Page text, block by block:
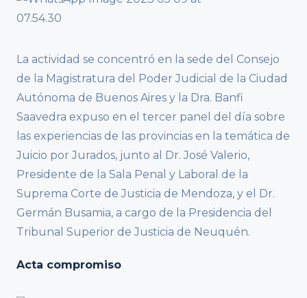
La actividad se concentró en la sede del Consejo
de la Magistratura del Poder Judicial de la Ciudad
Autónoma de Buenos Aires y la Dra. Banfi
Saavedra expuso en el tercer panel del día sobre
las experiencias de las provincias en la temática de
Juicio por Jurados, junto al Dr. José Valerio,
Presidente de la Sala Penal y Laboral de la
Suprema Corte de Justicia de Mendoza, y el Dr.
Germán Busamia, a cargo de la Presidencia del
Tribunal Superior de Justicia de Neuquén.
Acta compromiso